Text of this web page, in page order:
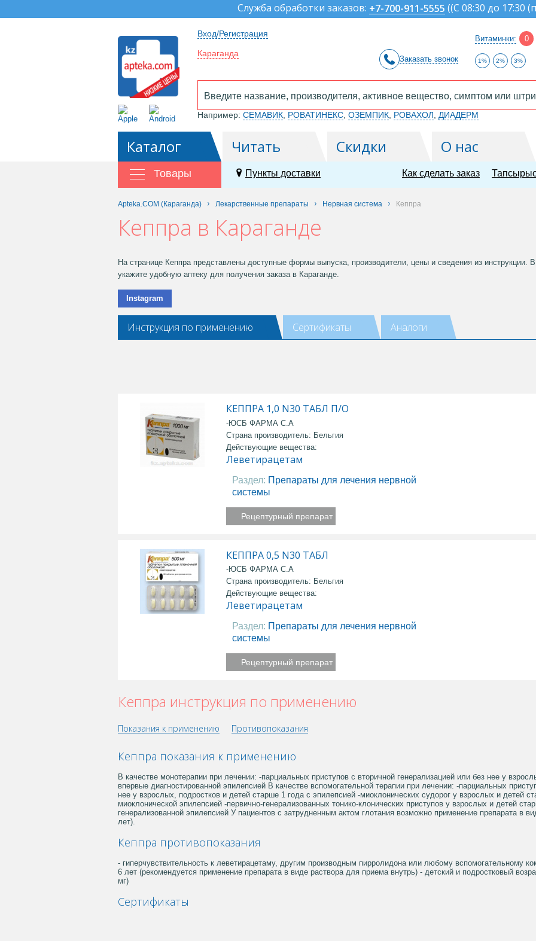
Служба обработки заказов: +7-700-911-5555 ((С 08:30 до 17:30
Вход/Регистрация
Караганда
Заказать звонок
Витаминки: 0
1% 2% 3%
Например: СЕМАВИК РОВАТИНЕКС ОЗЕМПИК РОВАХОЛ ДИАДЕРМ
Каталог Читать Скидки О нас
Товары Пункты доставки Как сделать заказ
Apteka.COM (Караганда) Лекарственные препараты Нервная система Кеппра
Кеппра в Караганде
На странице Кеппра представлены доступные формы выпуска, производители, цены и сведения из инструкции.
укажите удобную аптеку для получения заказа в Караганде.
Instagram
Инструкция по применению Сертификаты Аналоги
КЕППРА 1,0 N30 ТАБЛ П/О
-ЮСБ ФАРМА С.А
Страна производитель: Бельгия
Действующие вещества:
Леветирацетам
Раздел: Препараты для лечения нервной
системы
Рецептурный препарат
КЕППРА 0,5 N30 ТАБЛ
-ЮСБ ФАРМА С.А
Страна производитель: Бельгия
Действующие вещества:
Леветирацетам
Раздел: Препараты для лечения нервной
системы
Рецептурный препарат
Кеппра инструкция по применению
Показания к применению Противопоказания
Кеппра показания к применению
В качестве монотерапии при лечении: -парциальных приступов с вторичной генерализацией или без нее у
впервые диагностированной эпилепсией В качестве вспомогательной терапии при лечении: -парциальных
нее у взрослых, подростков и детей старше 1 года с эпилепсией -миоклонических судорог у взрослых и детей
миоклонической эпилепсией -первично-генерализованных тонико-клонических приступов у взрослых и детей
генерализованной эпилепсией У пациентов с затрудненным актом глотания возможно применение препарата в
лет).
Кеппра противопоказания
- гиперчувствительность к леветирацетаму, другим производным пирролидона или любому вспомогательному
6 лет (рекомендуется применение препарата в виде раствора для приема внутрь) - детский и подростковый
мг)
Сертификаты